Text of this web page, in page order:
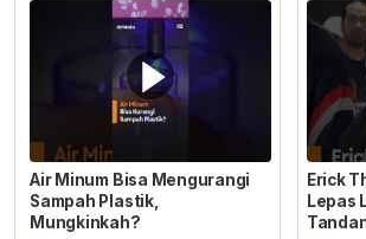
Air Minum Bisa Mengurangi
Sampah Plastik,
Mungkinkah?
Erick
Lepas